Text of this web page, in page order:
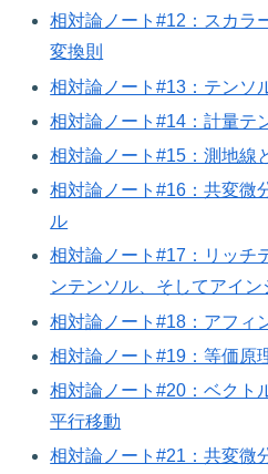
相対論ノート#12：スカラ
変換則
相対論ノート#13：テンソ
相対論ノート#14：計量テ
相対論ノート#15：測地線
相対論ノート#16：共変微
ル
相対論ノート#17：リッチ
ンテンソル、そしてアイ
相対論ノート#18：アフィ
相対論ノート#19：等価原
相対論ノート#20：ベクト
平行移動
相対論ノート#21：共変微